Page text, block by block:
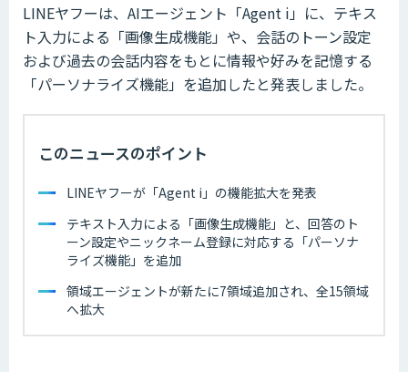
LINEヤフーは、AIエージェント「Agent i」に、テキス
ト入力による「画像生成機能」や、会話のトーン設定
および過去の会話内容をもとに情報や好みを記憶する
「パーソナライズ機能」を追加したと発表しました。
このニュースのポイント
LINEヤフーが「Agent i」の機能拡大を発表
テキスト入力による「画像生成機能」と、回答のト
ーン設定やニックネーム登録に対応する「パーソナ
ライズ機能」を追加
領域エージェントが新たに7領域追加され、全15領域
へ拡大